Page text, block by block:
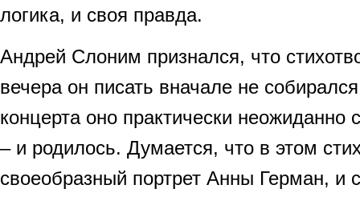
логика, и своя правда.
Андрей Слоним признался, что
вечера он писать вначале не
концерта оно практически неожиданно
– и родилось. Думается, что в этом
своеобразный портрет Анны Герман, и